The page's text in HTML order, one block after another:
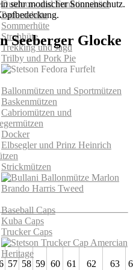
Outdoor- und Funktionshüte
Panamahüte
Sommerhüte
Strohhüte
Trekking und Jagd
Trilby und Pork Pie
Ballonmützen und Sportmützen
Baskenmützen
Cabriomützen und
Docker
Elbsegler und Prinz Heinrich
Strickmützen
Baseball Caps
Kuba Caps
Trucker Caps
sehr modischer Sonnenschutz.
Seeberger Glocke
57 58 59 60 61 62 63